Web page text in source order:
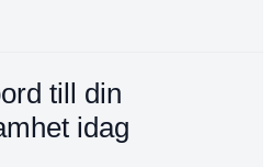
till din
idag